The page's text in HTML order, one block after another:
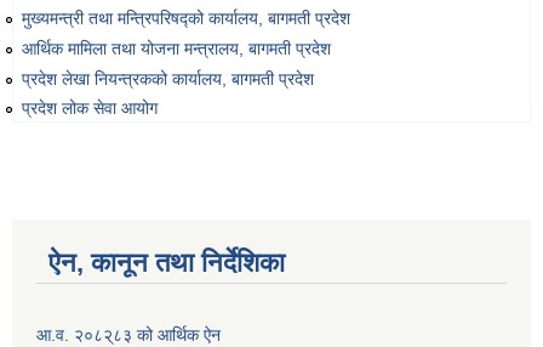
मुख्यमन्त्री तथा मन्त्रिपरिषद्को कार्यालय, बागमती प्रदेश
आर्थिक मामिला तथा योजना मन्त्रालय, बागमती प्रदेश
प्रदेश लेखा नियन्त्रकको कार्यालय, बागमती प्रदेश
प्रदेश लोक सेवा आयोग
ऐन, कानून तथा निर्देशिका
आ.व. २०८२्८३ को आर्थिक ऐन